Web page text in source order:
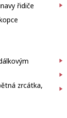
řidiče
zrcátka,